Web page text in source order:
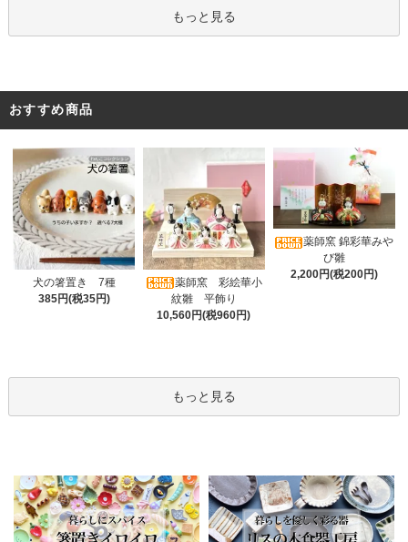
もっと見る
おすすめ商品
犬の箸置き 7種
385円(税35円)
薬師窯 彩絵華小
紋雛 平飾り
10,560円(税960円)
薬師窯 錦彩華みや
び雛
2,200円(税200円)
もっと見る